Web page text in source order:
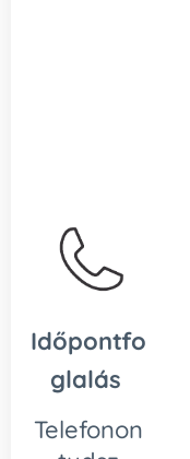
Időpontfo
glalás
Telefonon